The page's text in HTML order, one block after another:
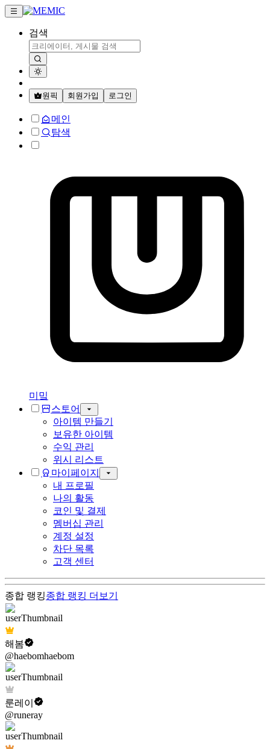
검색
원픽 회원가입 로그인
메인
탐색
미밐
스토어
아이템 만들기
보유한 아이템
수익 관리
위시 리스트
마이페이지
내 프로필
나의 활동
코인 및 결제
멤버십 관리
계정 설정
차단 목록
고객 센터
종합 랭킹종합 랭킹 더보기
해봄
@haebomhaebom
룬레이
@runeray